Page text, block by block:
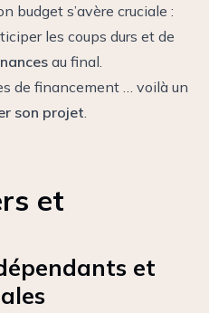
budget s’avère cruciale :
les coups durs et de
au final.
de financement … voilà un
son projet.
et
et